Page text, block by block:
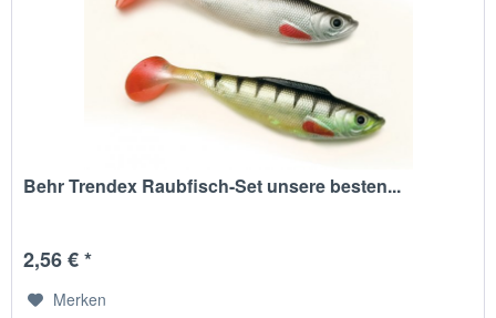
Behr Trendex Raubfisch-Set unsere besten...
2,56 € *
Merken